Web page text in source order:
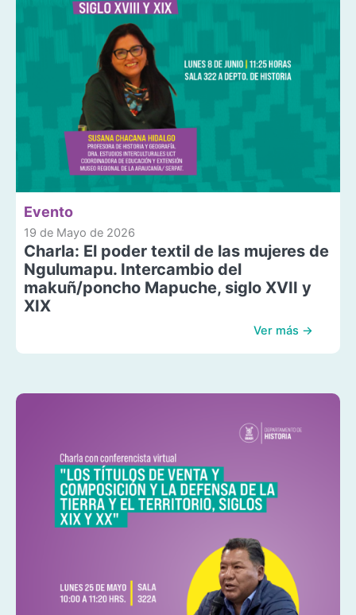
Evento
19 de Mayo de 2026
Charla: El poder textil de las mujeres de
Ngulumapu. Intercambio del
makuñ/poncho Mapuche, siglo XVII y
XIX
Ver más →